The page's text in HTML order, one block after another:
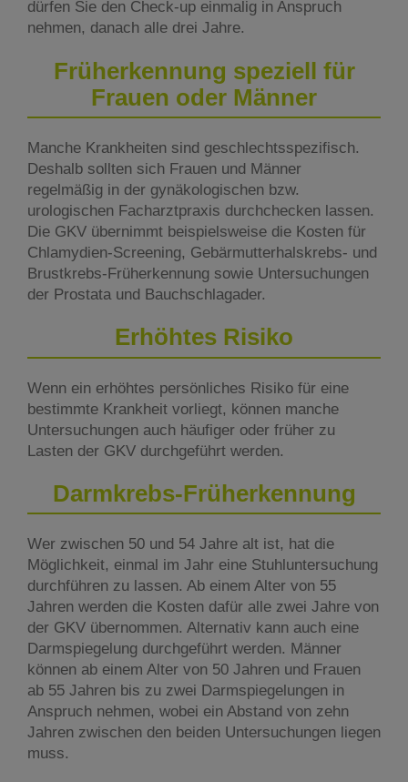
dürfen Sie den Check-up einmalig in Anspruch
nehmen, danach alle drei Jahre.
Früherkennung speziell für
Frauen oder Männer
Manche Krankheiten sind geschlechtsspezifisch.
Deshalb sollten sich Frauen und Männer
regelmäßig in der gynäkologischen bzw.
urologischen Facharztpraxis durchchecken lassen.
Die GKV übernimmt beispielsweise die Kosten für
Chlamydien-Screening, Gebärmutterhalskrebs- und
Brustkrebs-Früherkennung sowie Untersuchungen
der Prostata und Bauchschlagader.
Erhöhtes Risiko
Wenn ein erhöhtes persönliches Risiko für eine
bestimmte Krankheit vorliegt, können manche
Untersuchungen auch häufiger oder früher zu
Lasten der GKV durchgeführt werden.
Darmkrebs-Früherkennung
Wer zwischen 50 und 54 Jahre alt ist, hat die
Möglichkeit, einmal im Jahr eine Stuhluntersuchung
durchführen zu lassen. Ab einem Alter von 55
Jahren werden die Kosten dafür alle zwei Jahre von
der GKV übernommen. Alternativ kann auch eine
Darmspiegelung durchgeführt werden. Männer
können ab einem Alter von 50 Jahren und Frauen
ab 55 Jahren bis zu zwei Darmspiegelungen in
Anspruch nehmen, wobei ein Abstand von zehn
Jahren zwischen den beiden Untersuchungen liegen
muss.